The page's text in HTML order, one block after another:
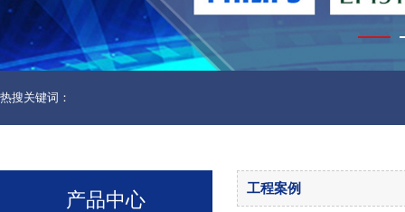
热搜关键词：
产品中心 工程案例